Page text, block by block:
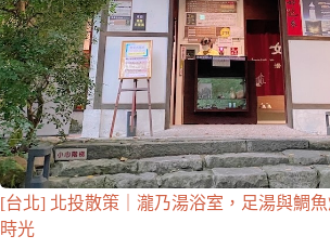
[台北] 北投散策｜瀧乃湯浴室，足湯與鯛
時光